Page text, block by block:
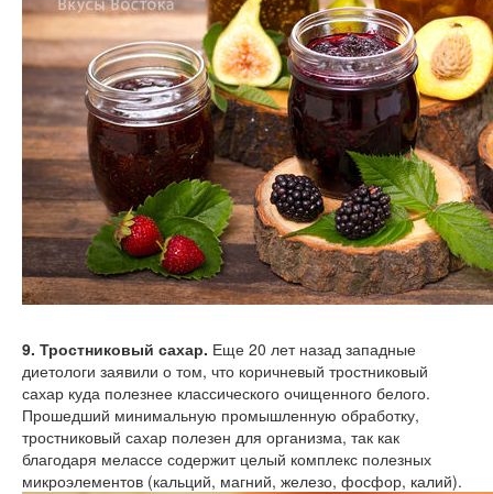
9. Тростниковый сахар. Еще 20 лет назад западные
диетологи заявили о том, что коричневый тростниковый
сахар куда полезнее классического очищенного белого.
Прошедший минимальную промышленную обработку,
тростниковый сахар полезен для организма, так как
благодаря мелассе содержит целый комплекс полезных
микроэлементов (кальций, магний, железо, фосфор, калий).